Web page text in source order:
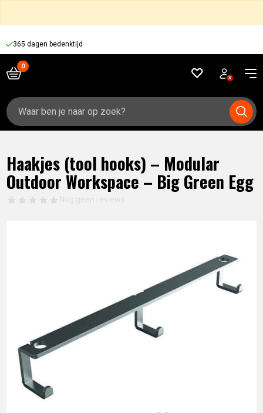
365 dagen bedenktijd
Zoeken
naar:
Haakjes (tool hooks) – Modular
Outdoor Workspace – Big Green Egg